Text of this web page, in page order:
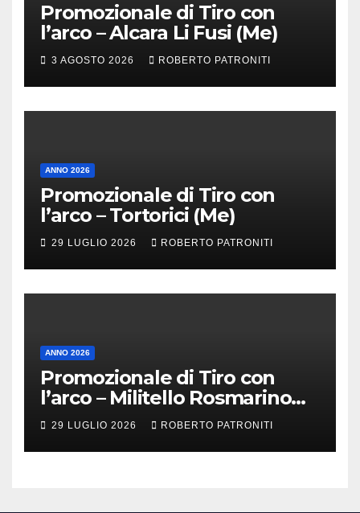
Promozionale di Tiro con
l’arco – Alcara Li Fusi (Me)
3 AGOSTO 2026 ROBERTO PATRONITI
ANNO 2026
Promozionale di Tiro con
l’arco – Tortorici (Me)
29 LUGLIO 2026 ROBERTO PATRONITI
ANNO 2026
Promozionale di Tiro con
l’arco – Militello Rosmarino
(Me)
29 LUGLIO 2026 ROBERTO PATRONITI